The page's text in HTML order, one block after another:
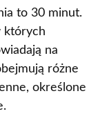
to 30 minut.
których
na
różne
określone